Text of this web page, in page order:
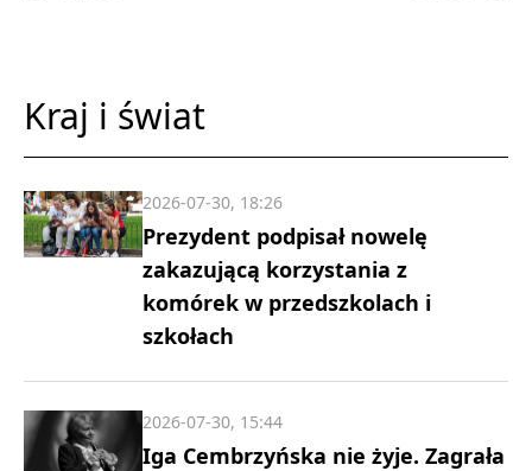
Kraj i świat
Prezydent podpisał nowelę
zakazującą korzystania z
komórek w przedszkolach i
szkołach
2026-07-30, 18:26
Iga Cembrzyńska nie żyje. Zagrała
2026-07-30, 15:44